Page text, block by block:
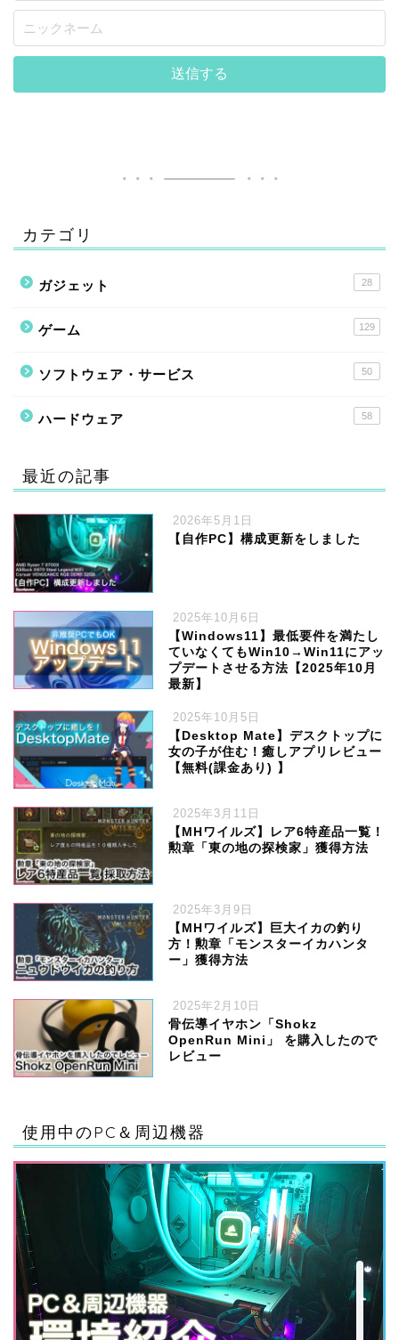
カテゴリ
ガジェット 28
ゲーム 129
ソフトウェア・サービス 50
ハードウェア 58
最近の記事
2026年5月1日
【自作PC】構成更新をしました
2025年10月6日
【Windows11】最低要件を満たし
ていなくてもWin10→Win11にアッ
プデートさせる方法【2025年10月
最新】
2025年10月5日
【Desktop Mate】デスクトップに
女の子が住む！癒しアプリレビュー
【無料(課金あり) 】
2025年3月11日
【MHワイルズ】レア6特産品一覧！
勲章「東の地の探検家」獲得方法
2025年3月9日
【MHワイルズ】巨大イカの釣り
方！勲章「モンスターイカハンタ
ー」獲得方法
2025年2月10日
骨伝導イヤホン「Shokz
OpenRun Mini」 を購入したので
レビュー
使用中のPC＆周辺機器
ゲーム
ソフトウェア・サービス
ガジェット